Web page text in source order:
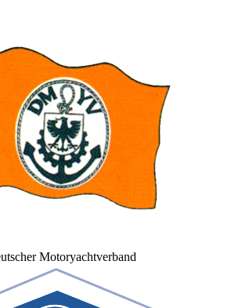
Motoryachtverband